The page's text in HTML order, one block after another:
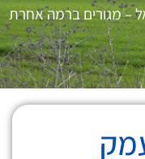
– מגורים ברמה אחרת